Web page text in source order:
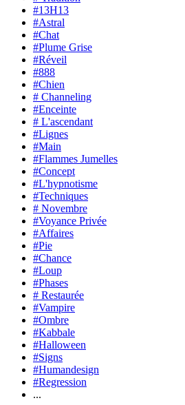
#13H13
#Astral
#Chat
#Plume Grise
#Réveil
#888
#Chien
# Channeling
#Enceinte
# L'ascendant
#Lignes
#Main
#Flammes Jumelles
#Concept
#L'hypnotisme
#Techniques
# Novembre
#Voyance Privée
#Affaires
#Pie
#Chance
#Loup
#Phases
# Restaurée
#Vampire
#Ombre
#Kabbale
#Halloween
#Signs
#Humandesign
#Regression
...